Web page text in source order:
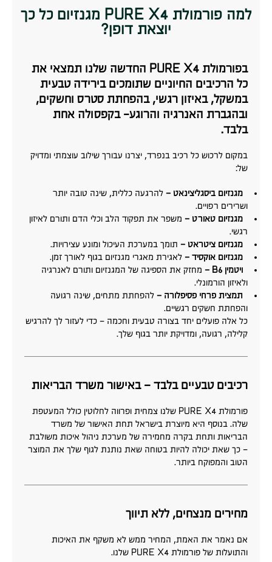
למה פורמולת PURE X4 מגנזיום כל כך
יוצאת דופן?
בפורמולת PURE X4 החדשה שלנו תמצאי את
כל הרכיבים החיוניים שתומכים בירידה טבעית
במשקל, באיזון רגשי, בהפחתת סטרס וחשקים,
ובהגברת האנרגיה והרוגע- בקפסולה אחת
בלבד.
במקום לרכוש כל רכיב בנפרד, יצרנו עבורך שילוב עוצמתי ומדויק
של:
מגנזיום ביסגליצינאט – להרגעה כללית, שינה טובה יותר
ושרירים רפויים.
מגנזיום טאורט – משפר את תפקוד הלב וכלי הדם ותורם לאיזון
רגשי.
מגנזיום ציטראט – תומך במערכת העיכול ומונע עצירויות.
⁠מגנזיום אוקסיד – לאגירת מאגרי מגנזיום בגוף לאורך זמן.
⁠ ⁠ויטמין B6 –
מחזק את הספיגה של המגנזיום ותורם לאנרגיה
ולאיזון הורמונלי.
⁠ ⁠תמצית פרחי פסיפלורה – להפחתת מתחים, שינה רגועה
והפחתת חשקים רגשיים.
כל אלה פועלים יחד בצורה טבעית וחכמה – כדי לעזור לך להרגיש
קלילה, רגועה, ומדויקת יותר בגוף שלך.
רכיבים טבעיים בלבד – באישור משרד הבריאות
פורמולת PURE X4 שלנו צמחית ופרווה לחלוטין כולל המעטפת
שלה. בנוסף היא מיוצרת בישראל תחת האישור של משרד
הבריאות ותחת בקרה מחמירה של מערכת ניהול איכות משולבת
– כך שאת יכולה להיות בטוחה שאת נותנת לגוף שלך את המוצר
הטוב והמפוקח ביותר.
מחירים מנצחים, ללא תיווך
אם נאמר את האמת, המחיר ממש לא משקף את האיכות
והתועלות של פורמולת PURE X4 שלנו.